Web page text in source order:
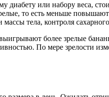
или набору веса,
то есть меньше
тела, контроля
более зрелые
По мере зрелости